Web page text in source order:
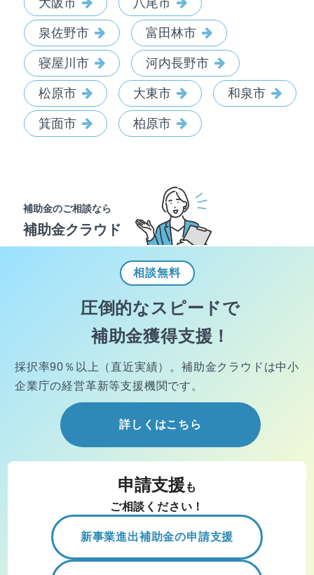
泉佐野市 富田林市
寝屋川市 河内長野市
松原市 大東市 和泉市
箕面市 柏原市
補助金のご相談なら
補助金クラウド
相談無料
圧倒的なスピードで
補助金獲得支援！
採択率90％以上（直近実績）。 補助金クラウドは中小
企業庁の経営革新等支援機関です。
詳しくはこちら
申請支援 も
ご相談ください！
新事業進出補助金の申請支援